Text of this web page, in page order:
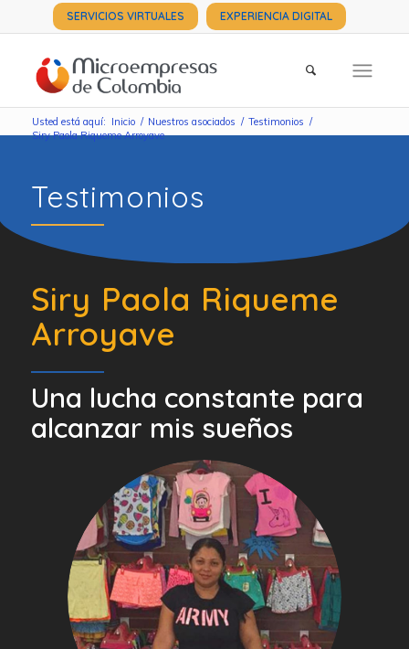
SERVICIOS VIRTUALES EXPERIENCIA DIGITAL
Usted está aquí: Inicio / Nuestros asociados / Testimonios /
Siry Paola Riqueme Arroyave
Testimonios
Siry Paola Riqueme
Arroyave
Una lucha constante para
alcanzar mis sueños